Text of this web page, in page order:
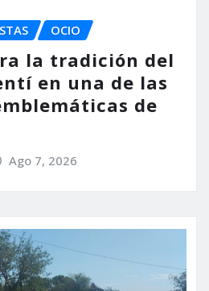
OCIO
la tradición del
en una de las
de
Ago 7, 2026